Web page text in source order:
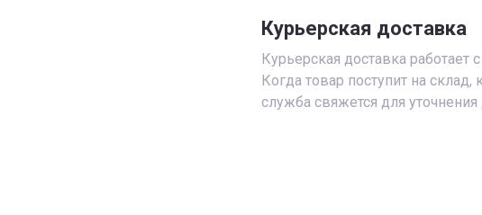
Курьерская доставка
Курьерская доставка работает
Когда товар поступит на склад,
служба свяжется для уточнения